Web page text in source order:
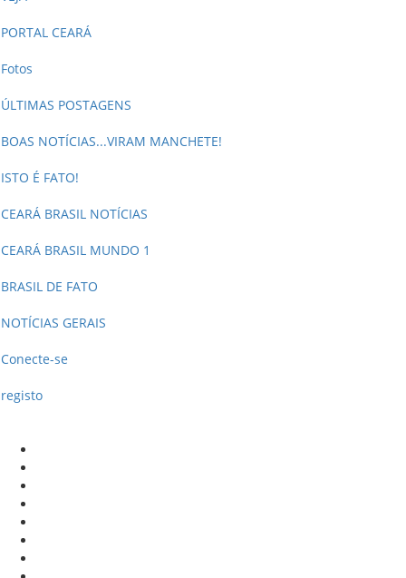
PORTAL CEARÁ
Fotos
ÚLTIMAS POSTAGENS
BOAS NOTÍCIAS...VIRAM MANCHETE!
ISTO É FATO!
CEARÁ BRASIL NOTÍCIAS
CEARÁ BRASIL MUNDO 1
BRASIL DE FATO
NOTÍCIAS GERAIS
Conecte-se
registo